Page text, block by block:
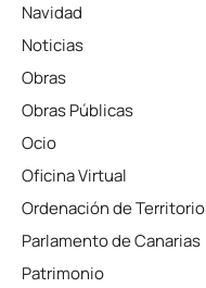
Navidad
Noticias
Obras
Obras Públicas
Ocio
Oficina Virtual
Ordenación de Territorio
Parlamento de Canarias
Patrimonio